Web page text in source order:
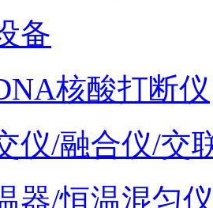
备
核酸打断仪
仪/融合仪/交
器/恒温混匀仪